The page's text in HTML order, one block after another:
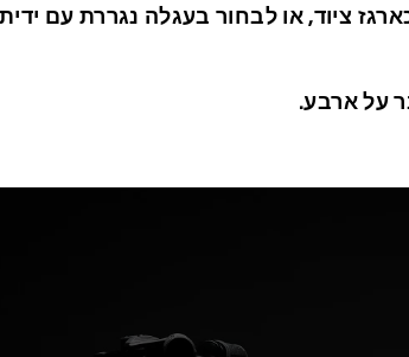
ציוד, או לבחור בעגלה נגררת עם
על ארבע.